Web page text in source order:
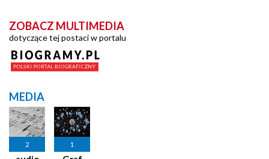
ZOBACZ MULTIMEDIA
dotyczące tej postaci w portalu
MEDIA
2 1